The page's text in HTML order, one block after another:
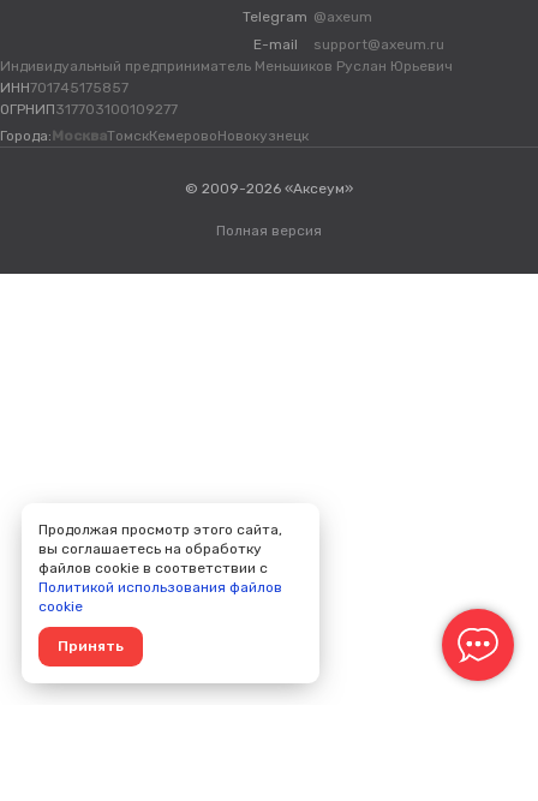
Telegram @axeum
E-mail
support@axeum.ru
Индивидуальный предприниматель Меньшиков Руслан Юрьевич
ИНН701745175857
ОГРНИП317703100109277
Города: МоскваТомскКемеровоНовокузнецк
© 2009-2026 «Аксеум»
Полная версия
Продолжая просмотр этого сайта,
вы соглашаетесь на обработку
файлов cookie в соответствии с
Политикой использования файлов
cookie
Принять